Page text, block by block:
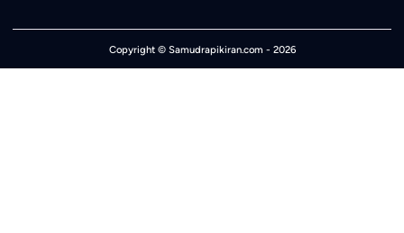
Copyright © Samudrapikiran.com - 2026